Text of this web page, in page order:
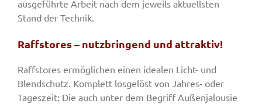
ausgeführte Arbeit nach dem jeweils aktuellsten
Stand der Technik.
Raffstores – nutzbringend und attraktiv!
Raffstores ermöglichen einen idealen Licht- und
Blendschutz. Komplett losgelöst von Jahres- oder
Tageszeit: Die auch unter dem Begriff Außenjalousie